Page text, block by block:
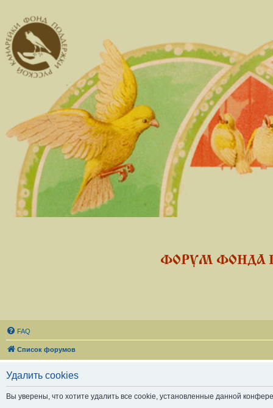
ФОРУМ ФОНДА
FAQ
Список форумов
Удалить cookies
Вы уверены, что хотите удалить все cookie, установленные данной